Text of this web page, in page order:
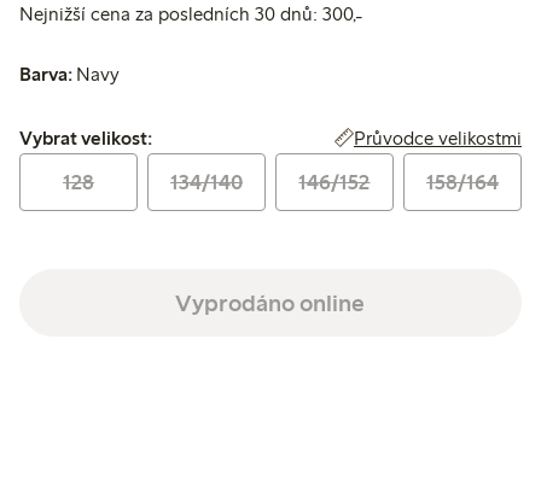
Nejnižší cena za posledních 30 dnů: 300,-Nejnižší cena za
Barva: Navy
Vybrat velikost:
Vybrat velikost: Průvodce velikostmi
128 134/140 146/152 158/164
Vyprodáno online